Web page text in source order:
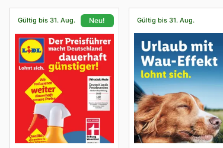
Gültig bis 31. Aug. Neu! Gültig bis 31. Aug.